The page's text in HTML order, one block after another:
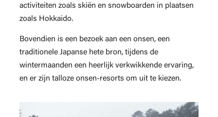
activiteiten zoals skiën en snowboarden in plaatsen
zoals Hokkaido.
Bovendien is een bezoek aan een onsen, een
traditionele Japanse hete bron, tijdens de
wintermaanden een heerlijk verkwikkende ervaring,
en er zijn talloze onsen-resorts om uit te kiezen.